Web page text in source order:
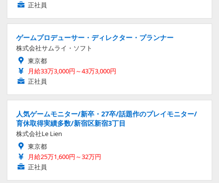
正社員
ゲームプロデューサー・ディレクター・プランナー
株式会社サムライ・ソフト
東京都
月給33万3,000円～43万3,000円
正社員
人気ゲームモニター/新卒・27卒/話題作のプレイモニター/
育休取得実績多数/新宿区新宿3丁目
株式会社Le Lien
東京都
月給25万1,600円～32万円
正社員